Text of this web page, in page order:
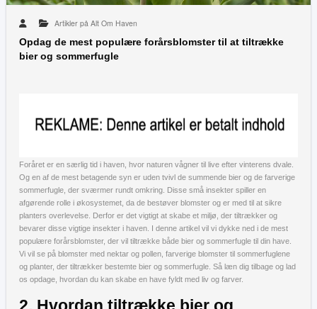
Artikler på Alt Om Haven
Opdag de mest populære forårsblomster til at tiltrække
bier og sommerfugle
Foråret er en særlig tid i haven, hvor naturen vågner til live efter vinterens dvale.
Og en af de mest betagende syn er uden tvivl de summende bier og de farverige
sommerfugle, der sværmer rundt omkring. Disse små insekter spiller en
afgørende rolle i økosystemet, da de bestøver blomster og er med til at sikre
planters overlevelse. Derfor er det vigtigt at skabe et miljø, der tiltrækker og
bevarer disse vigtige insekter i haven. I denne artikel vil vi dykke ned i de mest
populære forårsblomster, der vil tiltrække både bier og sommerfugle til din have.
Vi vil se på blomster med nektar og pollen, farverige blomster til sommerfuglene
og planter, der tiltrækker bestemte bier og sommerfugle. Så læn dig tilbage og lad
os opdage, hvordan du kan skabe en have fyldt med liv og farver.